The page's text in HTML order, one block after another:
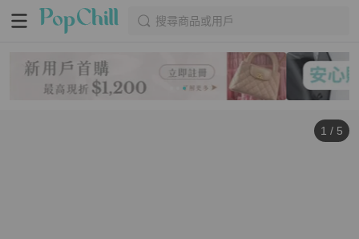
搜尋商品或用戶
1 / 5